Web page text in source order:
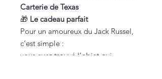
Carterie de Texas
🎁 Le cadeau parfait
Pour un amoureux du Jack Russel,
c’est simple :
vous avez trouvé l’objet qui